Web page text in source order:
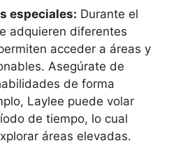
especiales: Durante el
adquieren diferentes
acceder a áreas y
Asegúrate de
de forma
Laylee puede volar
de tiempo, lo cual
áreas elevadas.